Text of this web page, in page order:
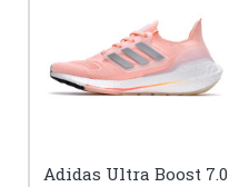
Adidas Ultra Boost 7.0